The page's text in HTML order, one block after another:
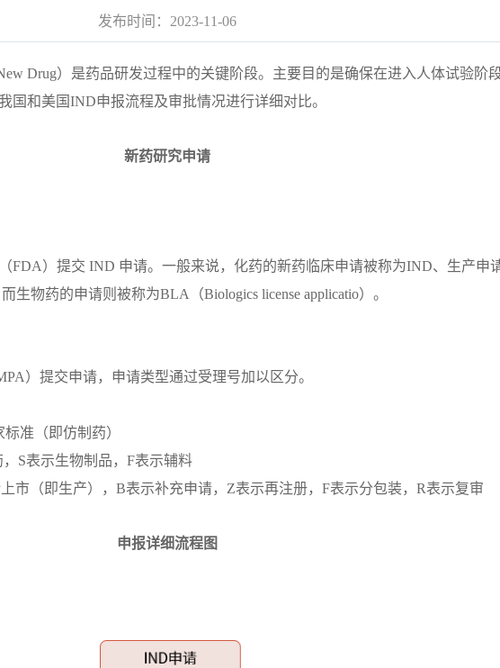
发布时间：2023-11-06
Drug）是药品研发过程中的关键阶段。主要目的是确保在进入人体试验阶
国和美国IND申报流程及审批情况进行详细对比。
新药研究申请
FDA）提交 IND 申请。一般来说，化药的新药临床申请被称为IND、生产申
物药的申请则被称为BLA（Biologics license applicatio）。
）提交申请，申请类型通过受理号加以区分。
准（即仿制药）
S表示生物制品，F表示辅料
市（即生产），B表示补充申请，Z表示再注册，F表示分包装，R表示复审
申报详细流程图